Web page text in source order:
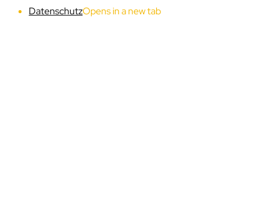
DatenschutzOpens in a new tab